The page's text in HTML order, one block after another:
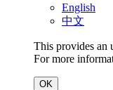
English
中文
This provides an
For more
OK